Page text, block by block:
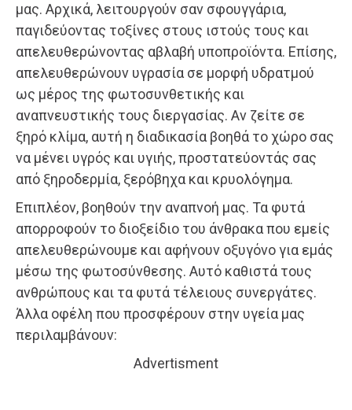
μας. Αρχικά, λειτουργούν σαν σφουγγάρια,
παγιδεύοντας τοξίνες στους ιστούς τους και
απελευθερώνοντας αβλαβή υποπροϊόντα. Επίσης,
απελευθερώνουν υγρασία σε μορφή υδρατμού
ως μέρος της φωτοσυνθετικής και
αναπνευστικής τους διεργασίας. Αν ζείτε σε
ξηρό κλίμα, αυτή η διαδικασία βοηθά το χώρο σας
να μένει υγρός και υγιής, προστατεύοντάς σας
από ξηροδερμία, ξερόβηχα και κρυολόγημα.
Επιπλέον, βοηθούν την αναπνοή μας. Τα φυτά
απορροφούν το διοξείδιο του άνθρακα που εμείς
απελευθερώνουμε και αφήνουν οξυγόνο για εμάς
μέσω της φωτοσύνθεσης. Αυτό καθιστά τους
ανθρώπους και τα φυτά τέλειους συνεργάτες.
Άλλα οφέλη που προσφέρουν στην υγεία μας
περιλαμβάνουν:
Advertisment